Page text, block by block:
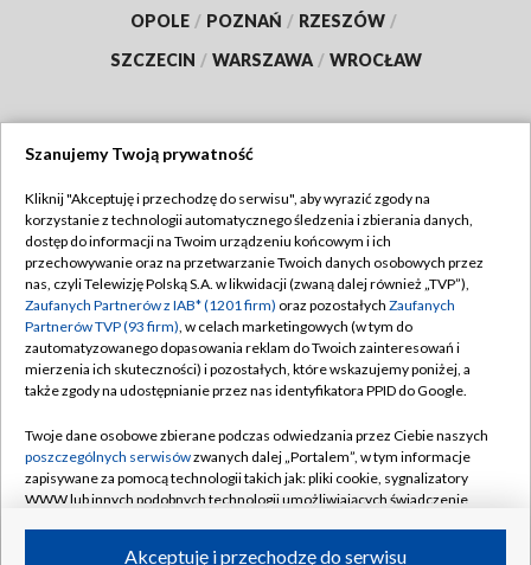
OPOLE / POZNAŃ / RZESZÓW /
SZCZECIN / WARSZAWA / WROCŁAW
TVP
Abonament TVP
Emisja w TVP
Centrum informacji TVP
Naziemna Telewizja Cyfrowa
Rada Programowa
System NOS
Informacje o nadawcy
Regulamin TVP
Polityka prywatności
Moje zgody
Pomoc
Kontakt
Kanały
Szanujemy Twoją prywatność
Kliknij "Akceptuję i przechodzę do serwisu", aby wyrazić zgody na
korzystanie z technologii automatycznego śledzenia i zbierania danych,
dostęp do informacji na Twoim urządzeniu końcowym i ich
przechowywanie oraz na przetwarzanie Twoich danych osobowych przez
nas, czyli Telewizję Polską S.A. w likwidacji (zwaną dalej również „TVP”),
Zaufanych Partnerów z IAB* (1201 firm) oraz pozostałych Zaufanych
Partnerów TVP (93 firm), w celach marketingowych (w tym do
zautomatyzowanego dopasowania reklam do Twoich zainteresowań i
mierzenia ich skuteczności) i pozostałych, które wskazujemy poniżej, a
także zgody na udostępnianie przez nas identyfikatora PPID do Google.
Twoje dane osobowe zbierane podczas odwiedzania przez Ciebie naszych
poszczególnych serwisówzwanych dalej „Portalem”, w tym informacje
zapisywane za pomocą technologii takich jak: pliki cookie, sygnalizatory
WWW lub innych podobnych technologii umożliwiających świadczenie
Akceptuję i przechodzę do serwisu